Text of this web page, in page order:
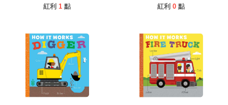
紅利 1 點
紅利 0 點